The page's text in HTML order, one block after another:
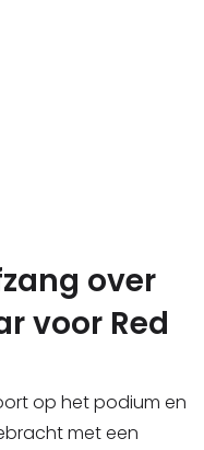
over
voor Red
op het podium en
met een